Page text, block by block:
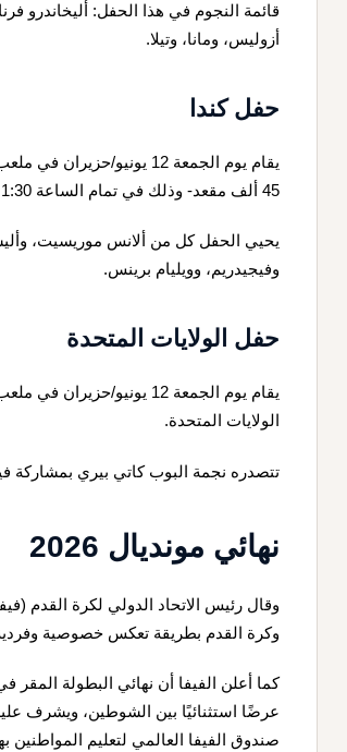
قائمة النجوم في هذا الحفل: أليخاندرو
أزوليس، ومانا، وتيلا.
حفل كندا
45 ألف مقعد- وذلك في تمام الساعة 1:30 ظهرًا بتوقيت شرق الولايات المتحدة.
يحيي الحفل كل من ألانس موريسيت،
وفيجيدريم، وويليام برينس.
حفل الولايات المتحدة
الولايات المتحدة.
تتصدره نجمة البوب كاتي بيري بمشاركة
نهائي مونديال 2026
وقال رئيس الاتحاد الدولي لكرة القدم
وكرة القدم بطريقة تعكس خصوصية
صندوق الفيفا العالمي لتعليم المواطنين بهدف جمع 100